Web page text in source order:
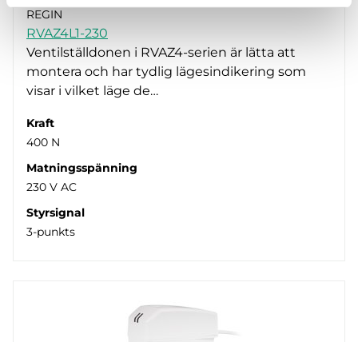
REGIN
RVAZ4L1-230
Ventilställdonen i RVAZ4-serien är lätta att
montera och har tydlig lägesindikering som
visar i vilket läge de…
Kraft
400 N
Matningsspänning
230 V AC
Styrsignal
3-punkts